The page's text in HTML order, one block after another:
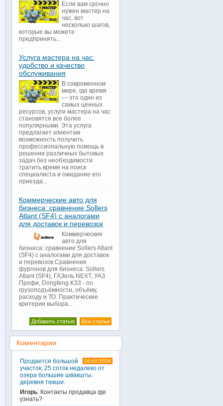
Если вам срочно
нужен мастер на
час, вот
несколько шагов,
которые вы можете
предпринять...
Услуга мастера на час:
удобство и качество
обслуживания
В современном
мире, где время
— это один из
самых ценных
ресурсов, услуги мастера на час
становятся все более
популярными. Эта услуга
предлагает клиентам
возможность получить
профессиональную помощь в
решении различных бытовых
задач без необходимости
тратить время на поиск
специалиста и ожидание его
приезда...
Коммерческие авто для
бизнеса: сравнение Sollers
Atlant (SF4) с аналогами
для доставок и перевозок
Коммерческие
авто для
бизнеса: сравнение Sollers Atlant
(SF4) с аналогами для доставок
и перевозок.Сравнение
фургонов для бизнеса: Sollers
Atlant (SF4), ГАЗель NEXT, УАЗ
Профи, Dongfeng K33 - по
грузоподъёмности, объёму,
расходу и ТО. Практические
критерии выбора...
Все статьи
Добавить статью
Коментарии
16.02.2024
Продается большой
участок, 25 соток недалеко от
озера большие швакшты.
деревня тюкши.
Игорь: Контакты продавца где
узнать?